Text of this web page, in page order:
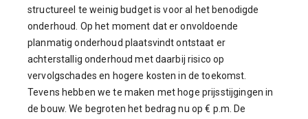
structureel te weinig budget is voor al het benodigde
onderhoud. Op het moment dat er onvoldoende
planmatig onderhoud plaatsvindt ontstaat er
achterstallig onderhoud met daarbij risico op
vervolgschades en hogere kosten in de toekomst.
Tevens hebben we te maken met hoge prijsstijgingen in
de bouw. We begroten het bedrag nu op € p.m. De